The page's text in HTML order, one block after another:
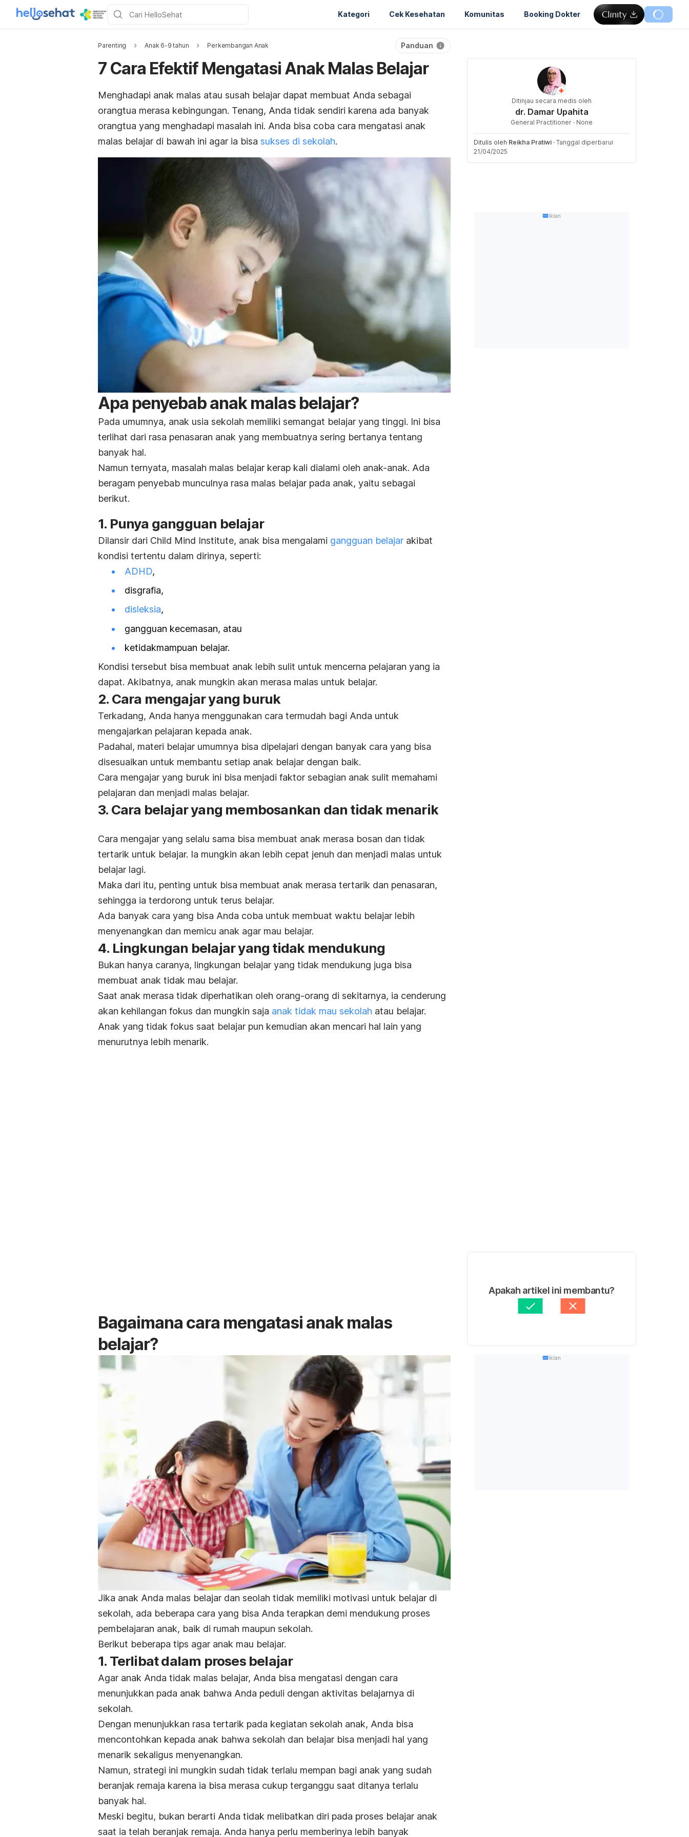
Kategori Cek Kesehatan Komunitas Booking Dokter
Parenting Anak 6-9 tahun Perkembangan Anak Panduan
7 Cara Efektif Mengatasi Anak Malas Belajar
Menghadapi anak malas atau susah belajar dapat membuat Anda sebagai
orangtua merasa kebingungan. Tenang, Anda tidak sendiri karena ada banyak
orangtua yang menghadapi masalah ini. Anda bisa coba cara mengatasi anak
malas belajar di bawah ini agar ia bisa sukses di sekolah.
Apa penyebab anak malas belajar?
Pada umumnya, anak usia sekolah memiliki semangat belajar yang tinggi. Ini bisa
terlihat dari rasa penasaran anak yang membuatnya sering bertanya tentang
banyak hal.
Namun ternyata, masalah malas belajar kerap kali dialami oleh anak-anak. Ada
beragam penyebab munculnya rasa malas belajar pada anak, yaitu sebagai
berikut.
1. Punya gangguan belajar
Dilansir dari Child Mind Institute, anak bisa mengalami gangguan belajar akibat
kondisi tertentu dalam dirinya, seperti:
ADHD,
disgrafia,
disleksia,
gangguan kecemasan, atau
ketidakmampuan belajar.
Kondisi tersebut bisa membuat anak lebih sulit untuk mencerna pelajaran yang ia
dapat. Akibatnya, anak mungkin akan merasa malas untuk belajar.
2. Cara mengajar yang buruk
Terkadang, Anda hanya menggunakan cara termudah bagi Anda untuk
mengajarkan pelajaran kepada anak.
Padahal, materi belajar umumnya bisa dipelajari dengan banyak cara yang bisa
disesuaikan untuk membantu setiap anak belajar dengan baik.
Cara mengajar yang buruk ini bisa menjadi faktor sebagian anak sulit memahami
pelajaran dan menjadi malas belajar.
3. Cara belajar yang membosankan dan tidak menarik
Cara mengajar yang selalu sama bisa membuat anak merasa bosan dan tidak
tertarik untuk belajar. Ia mungkin akan lebih cepat jenuh dan menjadi malas untuk
belajar lagi.
Maka dari itu, penting untuk bisa membuat anak merasa tertarik dan penasaran,
sehingga ia terdorong untuk terus belajar.
Ada banyak cara yang bisa Anda coba untuk membuat waktu belajar lebih
menyenangkan dan memicu anak agar mau belajar.
4. Lingkungan belajar yang tidak mendukung
Bukan hanya caranya, lingkungan belajar yang tidak mendukung juga bisa
membuat anak tidak mau belajar.
Saat anak merasa tidak diperhatikan oleh orang-orang di sekitarnya, ia cenderung
akan kehilangan fokus dan mungkin saja anak tidak mau sekolah atau belajar.
Anak yang tidak fokus saat belajar pun kemudian akan mencari hal lain yang
menurutnya lebih menarik.
Bagaimana cara mengatasi anak malas
belajar?
Jika anak Anda malas belajar dan seolah tidak memiliki motivasi untuk belajar di
sekolah, ada beberapa cara yang bisa Anda terapkan demi mendukung proses
pembelajaran anak, baik di rumah maupun sekolah.
Berikut beberapa tips agar anak mau belajar.
1. Terlibat dalam proses belajar
Agar anak Anda tidak malas belajar, Anda bisa mengatasi dengan cara
menunjukkan pada anak bahwa Anda peduli dengan aktivitas belajarnya di
sekolah.
Dengan menunjukkan rasa tertarik pada kegiatan sekolah anak, Anda bisa
mencontohkan kepada anak bahwa sekolah dan belajar bisa menjadi hal yang
menarik sekaligus menyenangkan.
Namun, strategi ini mungkin sudah tidak terlalu mempan bagi anak yang sudah
beranjak remaja karena ia bisa merasa cukup terganggu saat ditanya terlalu
banyak hal.
Meski begitu, bukan berarti Anda tidak melibatkan diri pada proses belajar anak
saat ia telah beranjak remaja. Anda hanya perlu memberinya lebih banyak
Ditinjau secara medis oleh
dr. Damar Upahita
General Practitioner · None
Ditulis oleh Reikha Pratiwi · Tanggal diperbarui
21/04/2025
Iklan
Apakah artikel ini membantu?
Iklan